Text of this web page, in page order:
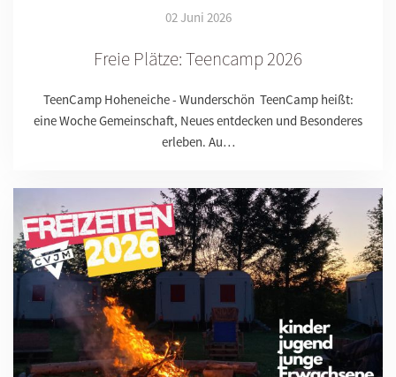
02 Juni 2026
Freie Plätze: Teencamp 2026
TeenCamp Hoheneiche - Wunderschön TeenCamp heißt:
eine Woche Gemeinschaft, Neues entdecken und Besonderes
erleben. Au…